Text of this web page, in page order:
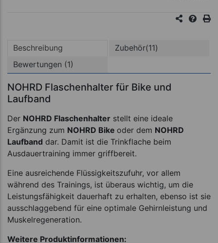
Beschreibung
Zubehör(11)
Bewertungen (1)
NOHRD Flaschenhalter für Bike und
Laufband
Der NOHRD Flaschenhalter stellt eine ideale
Ergänzung zum NOHRD Bike oder dem NOHRD
Laufband dar. Damit ist die Trinkflache beim
Ausdauertraining immer griffbereit.
Eine ausreichende Flüssigkeitszufuhr, vor allem
während des Trainings, ist überaus wichtig, um die
Leistungsfähigkeit dauerhaft zu erhalten, ebenso ist sie
ausschlaggebend für eine optimale Gehirnleistung und
Muskelregeneration.
Weitere Produktinformationen: